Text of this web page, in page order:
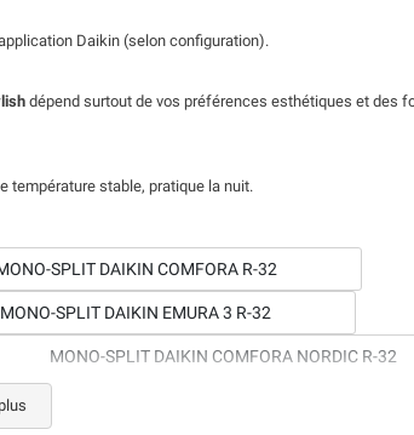
Daikin (selon configuration).
dépend surtout de vos préférences esthétiques et des
température stable, pratique la nuit.
SPLIT DAIKIN COMFORA R-32
MONO-SPLIT DAIKIN EMURA 3 R-32
MONO-SPLIT DAIKIN COMFORA NORDIC R-32